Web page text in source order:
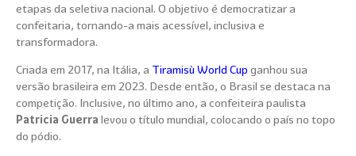
etapas da seletiva nacional. O objetivo é democratizar a
confeitaria, tornando-a mais acessível, inclusiva e
transformadora.
Criada em 2017, na Itália, a Tiramisù World Cup ganhou sua
versão brasileira em 2023. Desde então, o Brasil se destaca na
competição. Inclusive, no último ano, a confeiteira paulista
Patricia Guerra levou o título mundial, colocando o país no topo
do pódio.